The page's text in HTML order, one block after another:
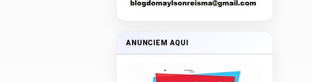
ANUNCIEM AQUI